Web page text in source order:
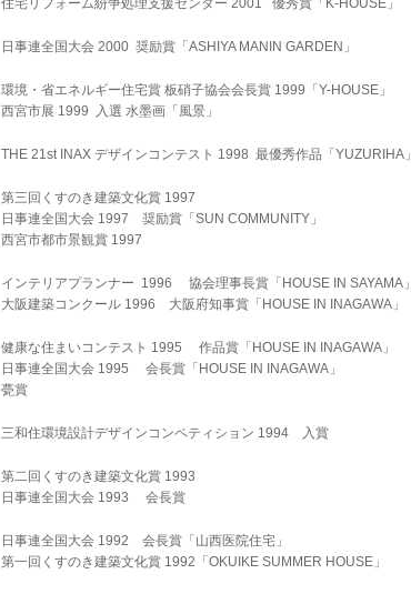
住宅リフォーム紛争処理支援センター 2001 優秀賞「K-HOUSE」
日事連全国大会 2000 奨励賞「ASHIYA MANIN GARDEN」
環境・省エネルギー住宅賞 板硝子協会会長賞 1999「Y-HOUSE」
西宮市展 1999 入選 水墨画「風景」
THE 21st INAX デザインコンテスト 1998 最優秀作品「YUZURIHA」
第三回くすのき建築文化賞 1997
日事連全国大会 1997 奨励賞「SUN COMMUNITY」
西宮市都市景観賞 1997
インテリアプランナー 1996 協会理事長賞「HOUSE IN SAYAMA」
大阪建築コンクール 1996 大阪府知事賞「HOUSE IN INAGAWA」
健康な住まいコンテスト 1995 作品賞「HOUSE IN INAGAWA」
日事連全国大会 1995 会長賞「HOUSE IN INAGAWA」
甍賞
三和住環境設計デザインコンペティション 1994 入賞
第二回くすのき建築文化賞 1993
日事連全国大会 1993 会長賞
日事連全国大会 1992 会長賞「山西医院住宅」
第一回くすのき建築文化賞 1992「OKUIKE SUMMER HOUSE」